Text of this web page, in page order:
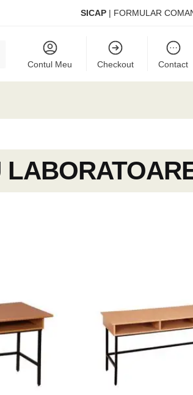
SICAP | FORMULAR
Contul Meu Checkout Contact